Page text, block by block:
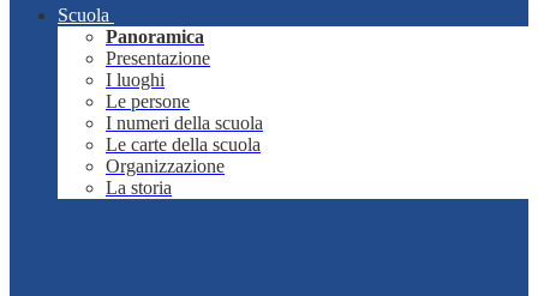
Scuola
Panoramica
Presentazione
I luoghi
Le persone
I numeri della scuola
Le carte della scuola
Organizzazione
La storia